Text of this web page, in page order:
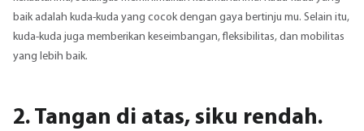
baik adalah kuda-kuda yang cocok dengan gaya bertinju mu. Selain itu,
kuda-kuda juga memberikan keseimbangan, fleksibilitas, dan mobilitas
yang lebih baik.
2. Tangan di atas, siku rendah.